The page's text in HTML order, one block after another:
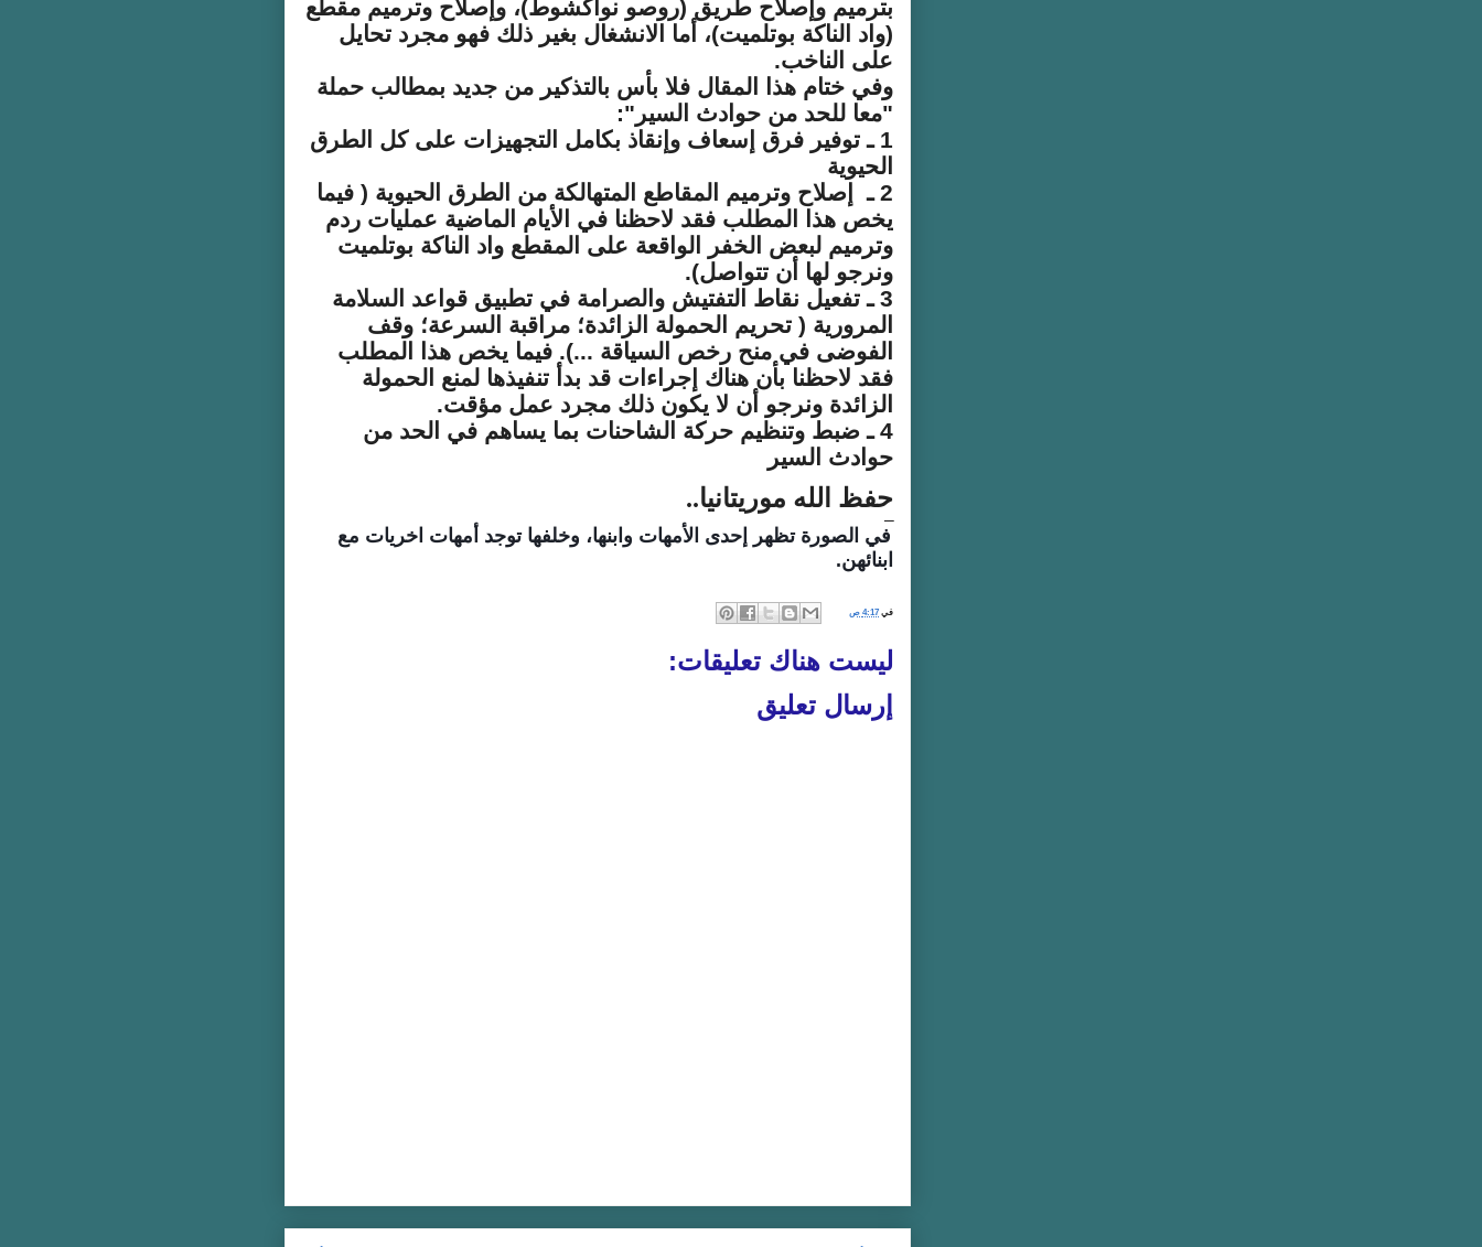
بترميم وإصلاح طريق (روصو نواكشوط)، وإصلاح وترميم مقطع
(واد الناكة بوتلميت)، أما الانشغال بغير ذلك فهو مجرد تحايل
على الناخب.
وفي ختام هذا المقال فلا بأس بالتذكير من جديد بمطالب حملة
"معا للحد من حوادث السير":
1 ـ توفير فرق إسعاف وإنقاذ بكامل التجهيزات على كل الطرق
الحيوية
2 ـ إصلاح وترميم المقاطع المتهالكة من الطرق الحيوية ( فيما
يخص هذا المطلب فقد لاحظنا في الأيام الماضية عمليات ردم
وترميم لبعض الخفر الواقعة على المقطع واد الناكة بوتلميت
ونرجو لها أن تتواصل).
3 ـ تفعيل نقاط التفتيش والصرامة في تطبيق قواعد السلامة
المرورية ( تحريم الحمولة الزائدة؛ مراقبة السرعة؛ وقف
الفوضى في منح رخص السياقة ...). فيما يخص هذا المطلب
فقد لاحظنا بأن هناك إجراءات قد بدأ تنفيذها لمنع الحمولة
الزائدة ونرجو أن لا يكون ذلك مجرد عمل مؤقت.
4 ـ ضبط وتنظيم حركة الشاحنات بما يساهم في الحد من
حوادث السير
حفظ الله موريتانيا..
ــــ
في الصورة تظهر إحدى الأمهات وابنها، وخلفها توجد أمهات اخريات مع
ابنائهن.
في 4:17 ص
ليست هناك تعليقات:
إرسال تعليق